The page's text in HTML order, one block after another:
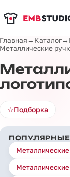
Главная→ Каталог→
Металлические
☆Подборка